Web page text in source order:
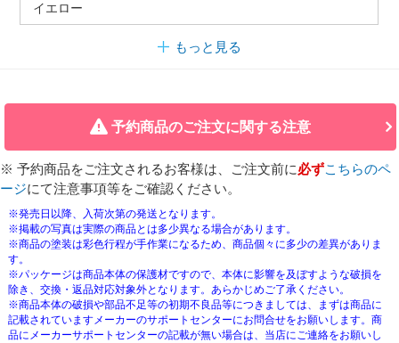
イエロー
もっと見る
予約商品のご注文に関する注意
※ 予約商品をご注文されるお客様は、ご注文前に必ずこちらのペ
ージにて注意事項等をご確認ください。
※発売日以降、入荷次第の発送となります。
※掲載の写真は実際の商品とは多少異なる場合があります。
※商品の塗装は彩色行程が手作業になるため、商品個々に多少の差異がありま
す。
※パッケージは商品本体の保護材ですので、本体に影響を及ぼすような破損を
除き、交換・返品対応対象外となります。あらかじめご了承ください。
※商品本体の破損や部品不足等の初期不良品等につきましては、まずは商品に
記載されていますメーカーのサポートセンターにお問合せをお願いします。商
品にメーカーサポートセンターの記載が無い場合は、当店にご連絡をお願いし